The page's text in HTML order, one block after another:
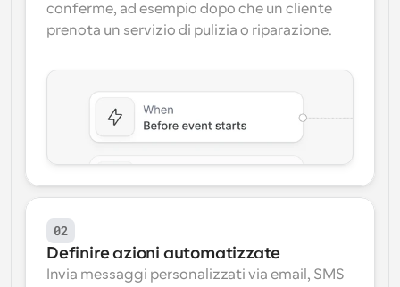
conferme, ad esempio dopo che un cliente
prenota un servizio di pulizia o riparazione.
02
Definire azioni automatizzate
Invia messaggi personalizzati via email, SMS